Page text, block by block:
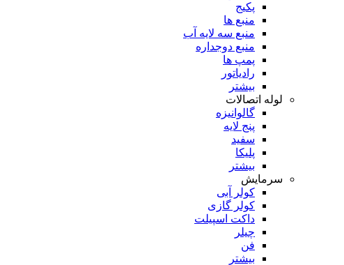
پکیج
منبع ها
منبع سه لایه آب
منبع دوجداره
پمپ ها
رادیاتور
بیشتر
لوله اتصالات
گالوانیزه
پنج لایه
سفید
پلیکا
بیشتر
سرمایش
کولر آبی
کولر گازی
داکت اسپیلت
چیلر
فن
بیشتر